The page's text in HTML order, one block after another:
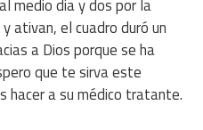
medio dia y dos por la
ativan, el cuadro duró un
a Dios porque se ha
que te sirva este
hacer a su médico tratante.